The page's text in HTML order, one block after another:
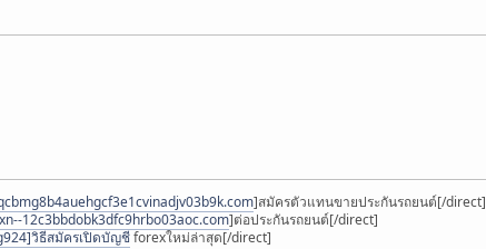
]สมัครตัวแทนขายประกันรถยนต์[/direct]
12c3bbdobk3dfc9hrbo03aoc.com]ต่อประกันรถยนต์[/direct]
วิธีสมัครเปิดบัญชีforexใหม่ล่าสุด[/direct]